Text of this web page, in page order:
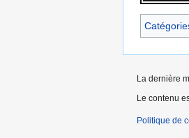
La dernière
Le contenu
Politique de